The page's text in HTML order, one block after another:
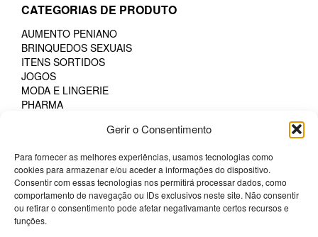
Gerir o Consentimento
Para fornecer as melhores experiências, usamos tecnologias como
cookies para armazenar e/ou aceder a informações do dispositivo.
Consentir com essas tecnologias nos permitirá processar dados, como
comportamento de navegação ou IDs exclusivos neste site. Não consentir
ou retirar o consentimento pode afetar negativamante certos recursos e
funções.
CATEGORIAS DE PRODUTO
AUMENTO PENIANO
BRINQUEDOS SEXUAIS
ITENS SORTIDOS
JOGOS
MODA E LINGERIE
PHARMA
FILTRAR POR PREÇO
Filtrar